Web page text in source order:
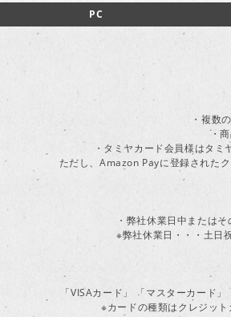
PC
・複数
・
・タミヤカード会員様はタ
ただし、Amazon Payに登録された
・弊社休業日中または
※弊社休業日・・・土日
「VISAカード」 「マスターカード
※カードの種類はクレジッ